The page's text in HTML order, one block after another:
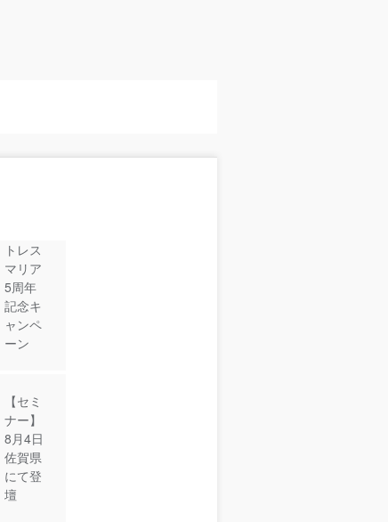
トレス
マリア
5周年
記念キ
ャンペ
ーン
【セミ
ナー】
8月4日
佐賀県
にて登
壇